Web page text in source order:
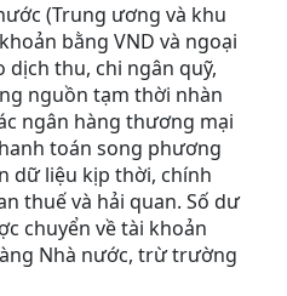
(Trung ương và khu
bằng VND và ngoại
dịch thu, chi ngân quỹ,
nguồn tạm thời nhàn
ngân hàng thương mại
toán song phương
dữ liệu kịp thời, chính
thuế và hải quan. Số dư
chuyển về tài khoản
Nhà nước, trừ trường